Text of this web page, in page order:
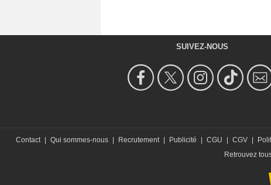
SUIVEZ-NOUS
Contact Qui sommes-nous Recrutement Publicité CGU CGV
Retrouvez